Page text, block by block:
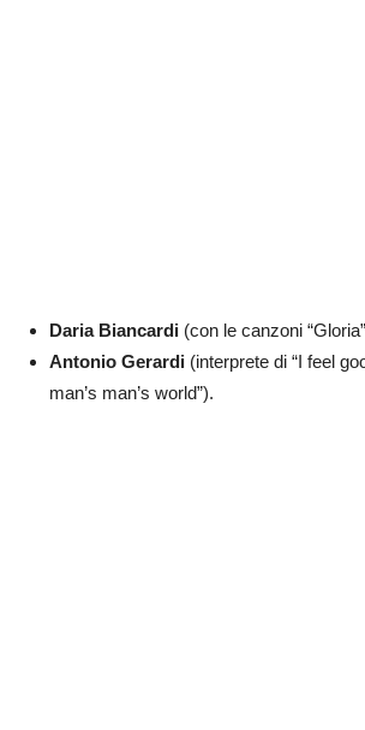
Daria Biancardi (con le canzoni
Antonio Gerardi (interprete di “I feel
man’s man’s world”).